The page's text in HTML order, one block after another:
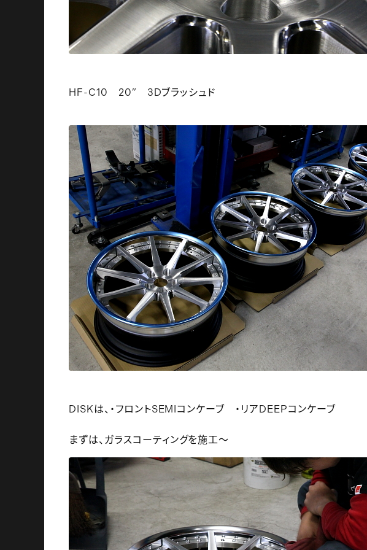
HF-C10 20” 3Dブラッシュド
DISKは、・フロントSEMIコンケーブ ・リアDEEPコンケーブ
まずは、ガラスコーティングを施工～